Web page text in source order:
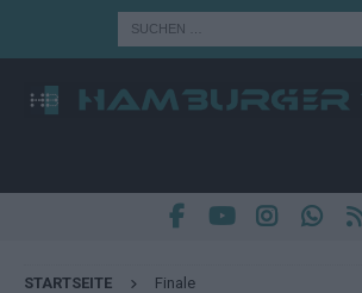
STARTSEITE Finale